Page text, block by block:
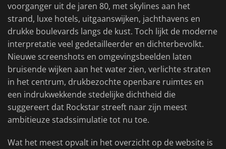
voorganger uit de jaren 80, met skylines aan het
strand, luxe hotels, uitgaanswijken, jachthavens en
drukke boulevards langs de kust. Toch lijkt de moderne
interpretatie veel gedetailleerder en dichterbevolkt.
Nieuwe screenshots en omgevingsbeelden laten
bruisende wijken aan het water zien, verlichte straten
in het centrum, drukbezochte openbare ruimtes en
een indrukwekkende stedelijke dichtheid die
suggereert dat Rockstar streeft naar zijn meest
ambitieuze stadssimulatie tot nu toe.
Wat het meest opvalt in het overzicht op de website is